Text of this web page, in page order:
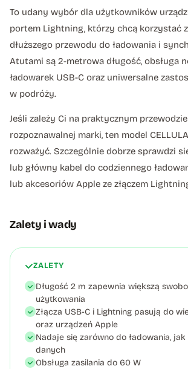
To udany wybór dla użytkowników
portem Lightning, którzy chcą korzystać
dłuższego przewodu do ładowania i
Atutami są 2-metrowa długość, obsługa
ładowarek USB-C oraz uniwersalne
w podróży.
Jeśli zależy Ci na praktycznym
rozpoznawalnej marki, ten model
rozważyć. Szczególnie dobrze sprawdzi
lub główny kabel do codziennego
lub akcesoriów Apple ze złączem
Zalety i wady
ZALETY
Długość 2 m zapewnia większą
użytkowania
Złącza USB-C i Lightning pasują do
oraz urządzeń Apple
Nadaje się zarówno do ładowania,
danych
Obsługa zasilania do 60 W